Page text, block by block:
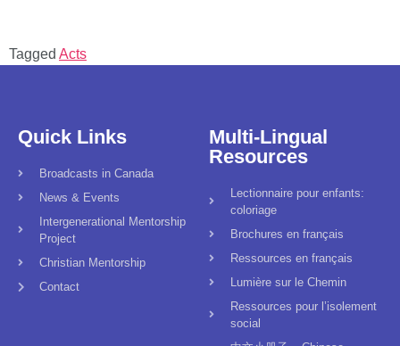
Tagged Acts
Quick Links
Broadcasts in Canada
News & Events
Intergenerational Mentorship
Project
Christian Mentorship
Contact
Multi-Lingual
Resources
Lectionnaire pour enfants:
coloriage
Brochures en français
Ressources en français
Lumière sur le Chemin
Ressources pour l’isolement
social